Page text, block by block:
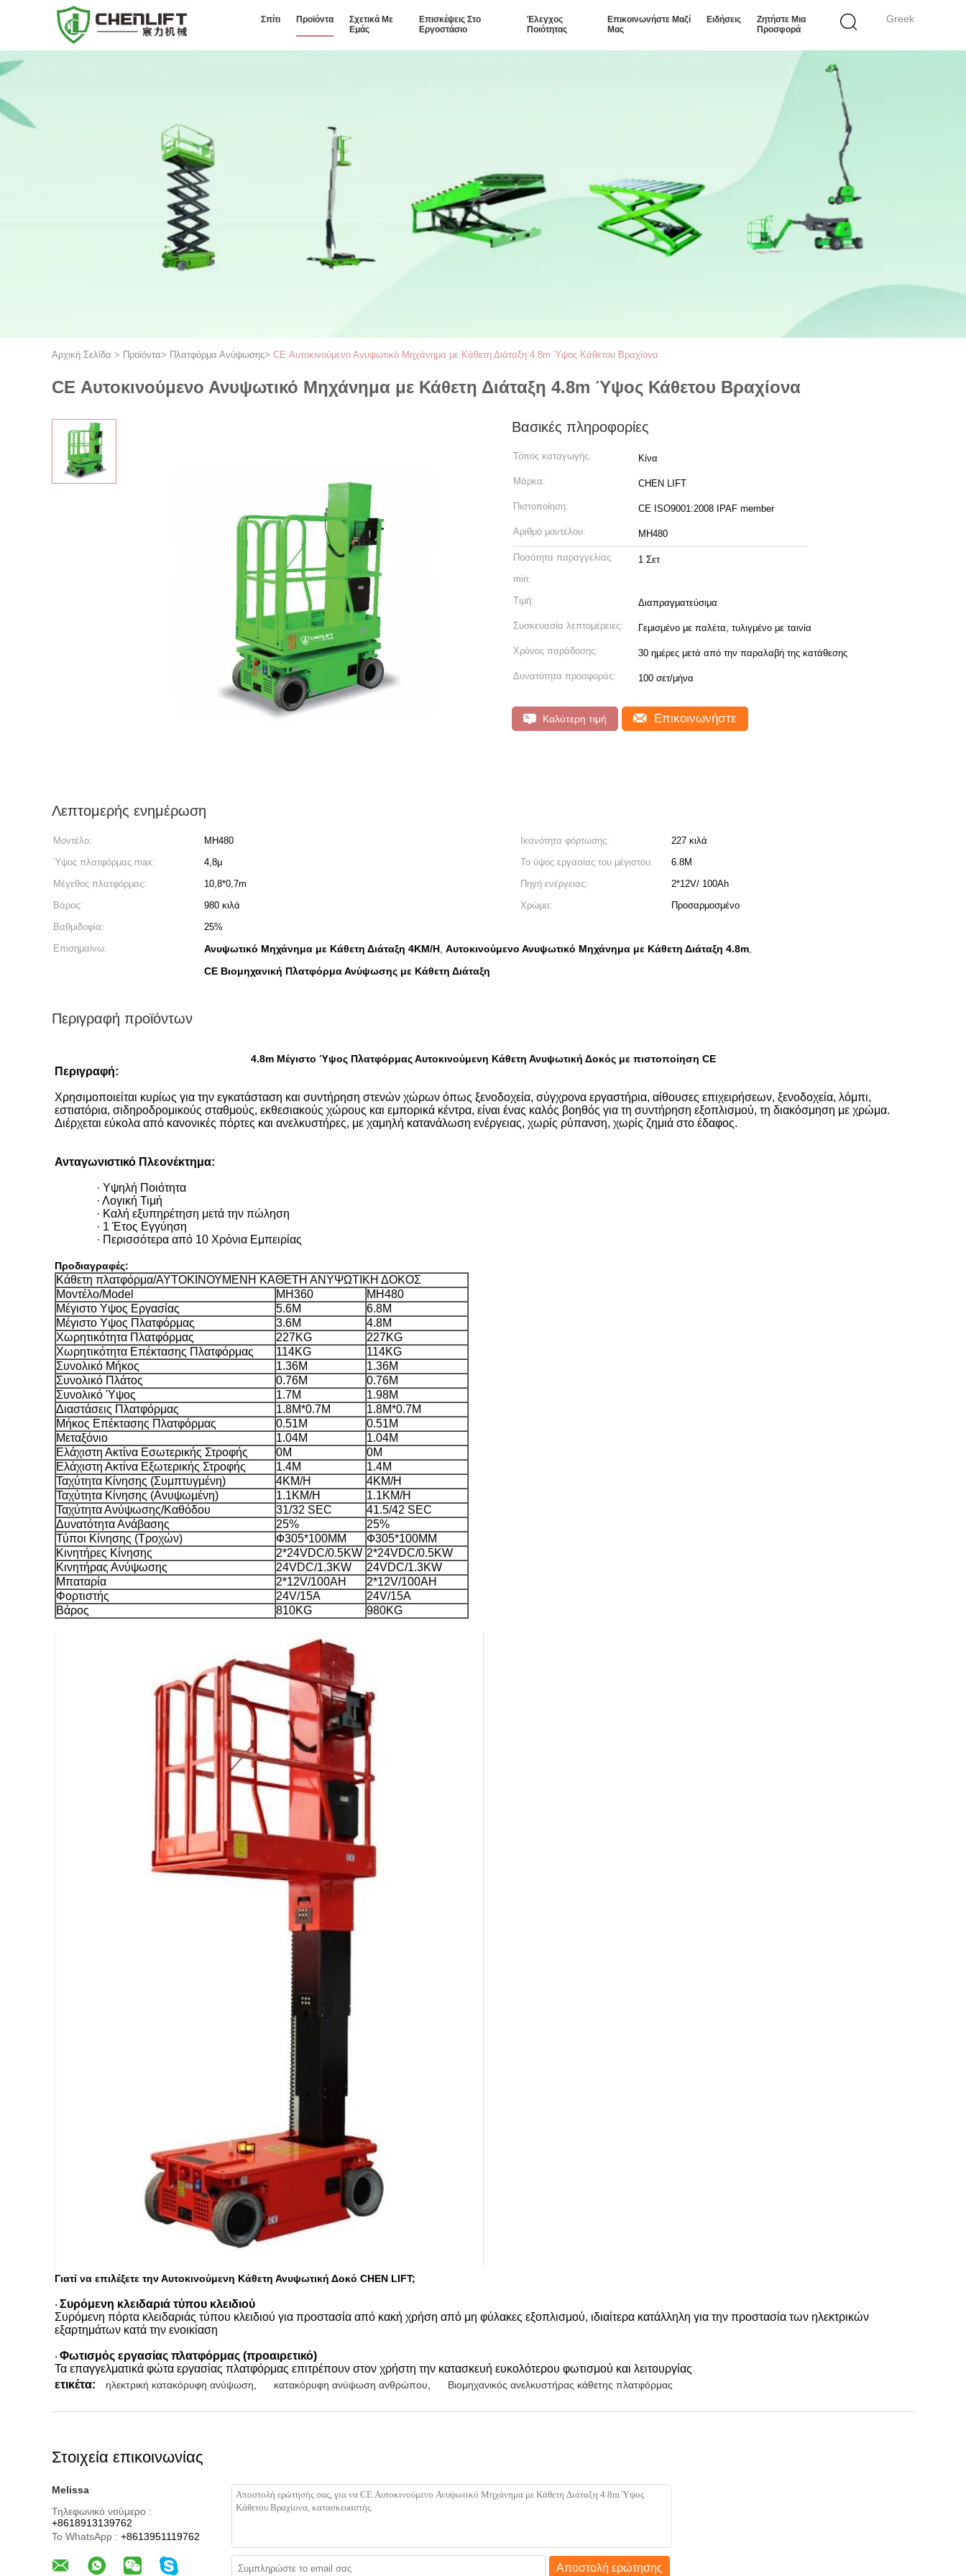
Greek
Σπίτι Προϊόντα
Σχετικά Με
Εμάς
Επισκέψεις Στο
Εργοστάσιο
Έλεγχος
Ποιότητας
Επικοινωνήστε Μαζί
Μας
Ειδήσεις
Ζητήστε Μια
Προσφορά
Αρχική Σελίδα > Προϊόντα> Πλατφόρμα Ανύψωσης> CE Αυτοκινούμενο Ανυψωτικό Μηχάνημα με Κάθετη Διάταξη 4.8m Ύψος Κάθετου Βραχίονα
CE Αυτοκινούμενο Ανυψωτικό Μηχάνημα με Κάθετη Διάταξη 4.8m Ύψος Κάθετου Βραχίονα
Βασικές πληροφορίες
Τόπος καταγωγής: Κίνα
Μάρκα: CHEN LIFT
Πιστοποίηση: CE ISO9001:2008 IPAF member
Αριθμό μοντέλου: MH480
Ποσότητα παραγγελίας
min:
1 Σετ
Τιμή: Διαπραγματεύσιμα
Συσκευασία λεπτομέρειες: Γεμισμένο με παλέτα, τυλιγμένο με ταινία
Χρόνος παράδοσης: 30 ημέρες μετά από την παραλαβή της κατάθεσης
Δυνατότητα προσφοράς: 100 σετ/μήνα
Καλύτερη τιμή Επικοινωνήστε
Λεπτομερής ενημέρωση
Μοντέλο: MH480 Ικανότητα φόρτωσης:
227 κιλά
Ύψος πλατφόρμας max:
4,8μ Το ύψος εργασίας του μέγιστου:
6.8M
Μέγεθος πλατφόρμας:
10,8*0,7m Πηγή ενέργειας:
2*12V/ 100Ah
Βάρος:
980 κιλά Χρώμα:
Προσαρμοσμένο
Βαθμιδοφία:
25%
Επισημαίνω:
Ανυψωτικό Μηχάνημα με Κάθετη Διάταξη 4KM/H, Αυτοκινούμενο Ανυψωτικό Μηχάνημα με Κάθετη Διάταξη 4.8m,
CE Βιομηχανική Πλατφόρμα Ανύψωσης με Κάθετη Διάταξη
Περιγραφή προϊόντων
4.8m Μέγιστο Ύψος Πλατφόρμας Αυτοκινούμενη Κάθετη Ανυψωτική Δοκός με πιστοποίηση CE
Περιγραφή:
Χρησιμοποιείται κυρίως για την εγκατάσταση και συντήρηση στενών χώρων όπως ξενοδοχεία, σύγχρονα εργαστήρια, αίθουσες επιχειρήσεων, ξενοδοχεία, λόμπι,
εστιατόρια, σιδηροδρομικούς σταθμούς, εκθεσιακούς χώρους και εμπορικά κέντρα, είναι ένας καλός βοηθός για τη συντήρηση εξοπλισμού, τη διακόσμηση με χρώμα.
Διέρχεται εύκολα από κανονικές πόρτες και ανελκυστήρες, με χαμηλή κατανάλωση ενέργειας, χωρίς ρύπανση, χωρίς ζημιά στο έδαφος.
Ανταγωνιστικό Πλεονέκτημα:
· Υψηλή Ποιότητα
· Λογική Τιμή
· Καλή εξυπηρέτηση μετά την πώληση
· 1 Έτος Εγγύηση
· Περισσότερα από 10 Χρόνια Εμπειρίας
Προδιαγραφές:
Κάθετη πλατφόρμα/ΑΥΤΟΚΙΝΟΥΜΕΝΗ ΚΑΘΕΤΗ ΑΝΥΨΩΤΙΚΗ ΔΟΚΟΣ
Μοντέλο/Model
MH360
MH480
Μέγιστο Υψος Εργασίας
5.6M
6.8M
Μέγιστο Υψος Πλατφόρμας
3.6M
4.8M
Χωρητικότητα Πλατφόρμας
227KG
227KG
Χωρητικότητα Επέκτασης Πλατφόρμας
114KG
114KG
Συνολικό Μήκος
1.36M
1.36M
Συνολικό Πλάτος
0.76M
0.76M
Συνολικό Ύψος
1.7M
1.98M
Διαστάσεις Πλατφόρμας
1.8M*0.7M
1.8M*0.7M
Μήκος Επέκτασης Πλατφόρμας
0.51M
0.51M
Μεταξόνιο
1.04M
1.04M
Ελάχιστη Ακτίνα Εσωτερικής Στροφής
0M
0M
Ελάχιστη Ακτίνα Εξωτερικής Στροφής
1.4M
1.4M
Ταχύτητα Κίνησης (Συμπτυγμένη)
4KM/H
4KM/H
Ταχύτητα Κίνησης (Ανυψωμένη)
1.1KM/H
1.1KM/H
Ταχύτητα Ανύψωσης/Καθόδου
31/32 SEC
41.5/42 SEC
Δυνατότητα Ανάβασης
25%
25%
Τύποι Κίνησης (Τροχών)
Ф305*100MM
Ф305*100MM
Κινητήρες Κίνησης
2*24VDC/0.5KW 2*24VDC/0.5KW
Κινητήρας Ανύψωσης
24VDC/1.3KW
24VDC/1.3KW
Μπαταρία
2*12V/100AH
2*12V/100AH
Φορτιστής
24V/15A
24V/15A
Βάρος
810KG 980KG
Γιατί να επιλέξετε την Αυτοκινούμενη Κάθετη Ανυψωτική Δοκό CHEN LIFT;
· Συρόμενη κλειδαριά τύπου κλειδιού
Συρόμενη πόρτα κλειδαριάς τύπου κλειδιού για προστασία από κακή χρήση από μη φύλακες εξοπλισμού, ιδιαίτερα κατάλληλη για την προστασία των ηλεκτρικών
εξαρτημάτων κατά την ενοικίαση
· Φωτισμός εργασίας πλατφόρμας (προαιρετικό)
Τα επαγγελματικά φώτα εργασίας πλατφόρμας επιτρέπουν στον χρήστη την κατασκευή ευκολότερου φωτισμού και λειτουργίας
ετικέτα:
ηλεκτρική κατακόρυφη ανύψωση κατακόρυφη ανύψωση ανθρώπου Βιομηχανικός ανελκυστήρας κάθετης πλατφόρμας
Στοιχεία επικοινωνίας
Melissa
Τηλεφωνικό νούμερο :
+8618913139762
Το WhatsApp : +8613951119762
Αποστολή ερώτησης